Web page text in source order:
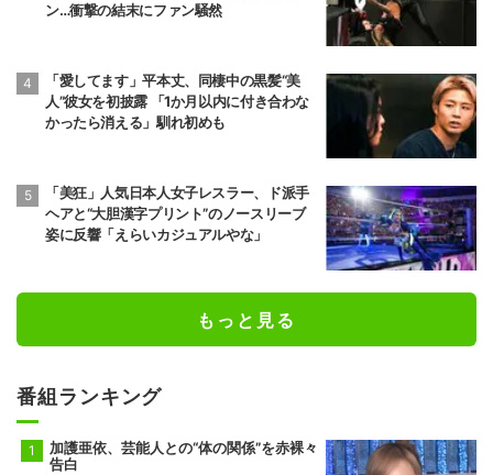
ン…衝撃の結末にファン騒然
「愛してます」平本丈、同棲中の黒髪“美
人”彼女を初披露 「1か月以内に付き合わな
かったら消える」馴れ初めも
「美狂」人気日本人女子レスラー、ド派手
ヘアと“大胆漢字プリント”のノースリーブ
姿に反響「えらいカジュアルやな」
もっと見る
番組ランキング
加護亜依、芸能人との“体の関係”を赤裸々
告白